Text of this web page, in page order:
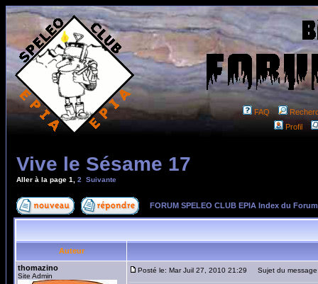
FAQ
Profil
Vive le Sésame 17
Aller à la page 1 2 Suivante
FORUM SPELEO CLUB EPIA Index du Forum
Auteur
thomazino
Site Admin
Posté le: Mar Juil 27, 2010 21:29 Sujet du